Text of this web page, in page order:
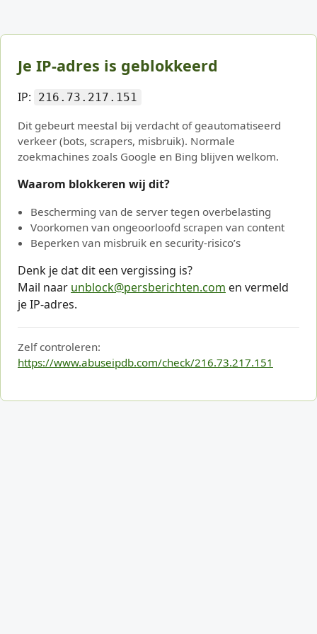
Je IP-adres is geblokkeerd
IP: 216.73.217.151
Dit gebeurt meestal bij verdacht of geautomatiseerd
verkeer (bots, scrapers, misbruik). Normale
zoekmachines zoals Google en Bing blijven welkom.
Waarom blokkeren wij dit?
Bescherming van de server tegen overbelasting
Voorkomen van ongeoorloofd scrapen van content
Beperken van misbruik en security-risico’s
Denk je dat dit een vergissing is?
Mail naar unblock@persberichten.com en vermeld
je IP-adres.
Zelf controleren:
https://www.abuseipdb.com/check/216.73.217.151